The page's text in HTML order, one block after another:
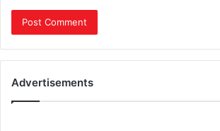
Advertisements